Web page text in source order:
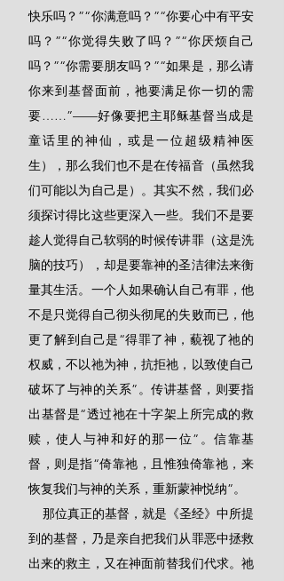
快乐吗？”“你满意吗？”“你要心中有平安
吗？”“你觉得失败了吗？”“你厌烦自己
吗？”“你需要朋友吗？”“如果是，那么请
你来到基督面前，祂要满足你一切的需
要……”——好像要把主耶稣基督当成是
童话里的神仙，或是一位超级精神医
生），那么我们也不是在传福音（虽然我
们可能以为自己是）。其实不然，我们必
须探讨得比这些更深入一些。我们不是要
趁人觉得自己软弱的时候传讲罪（这是洗
脑的技巧），却是要靠神的圣洁律法来衡
量其生活。一个人如果确认自己有罪，他
不是只觉得自己彻头彻尾的失败而已，他
更了解到自己是“得罪了神，藐视了祂的
权威，不以祂为神，抗拒祂，以致使自己
破坏了与神的关系”。传讲基督，则要指
出基督是“透过祂在十字架上所完成的救
赎，使人与神和好的那一位”。信靠基
督，则是指“倚靠祂，且惟独倚靠祂，来
恢复我们与神的关系，重新蒙神悦纳”。
到的基督，乃是亲自把我们从罪恶中拯救
出来的救主，又在神面前替我们代求。祂